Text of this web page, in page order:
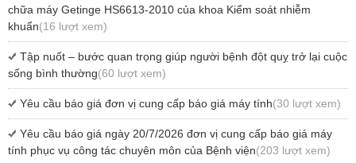
chữa máy Getinge HS6613-2010 của khoa Kiểm soát nhiễm
khuẩn(16 lượt xem)
Tập nuốt – bước quan trọng giúp người bệnh đột quỵ trở lại cuộc
sống bình thường(60 lượt xem)
Yêu cầu báo giá đơn vị cung cấp báo giá máy tính(30 lượt xem)
Yêu cầu báo giá ngày 20/7/2026 đơn vị cung cấp báo giá máy
tính phục vụ công tác chuyên môn của Bệnh viện(203 lượt xem)